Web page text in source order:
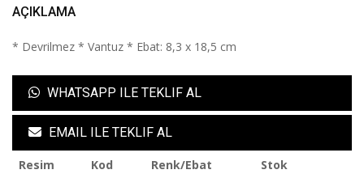
AÇIKLAMA
* Devrilmez * Vantuz * Ebat: 8,3 x 18,5 cm
WHATSAPP ILE TEKLIF AL
EMAIL ILE TEKLIF AL
Resim Kod Renk/Ebat
Stok